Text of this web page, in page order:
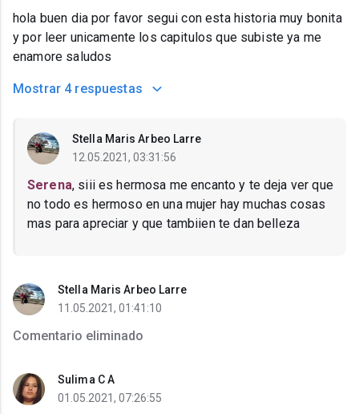
hola buen dia por favor segui con esta historia muy bonita
y por leer unicamente los capitulos que subiste ya me
enamore saludos
Mostrar 4 respuestas
Stella Maris Arbeo Larre
12.05.2021, 03:31:56
Serena, siii es hermosa me encanto y te deja ver que
no todo es hermoso en una mujer hay muchas cosas
mas para apreciar y que tambiien te dan belleza
Stella Maris Arbeo Larre
11.05.2021, 01:41:10
Comentario eliminado
Sulima C A
01.05.2021, 07:26:55